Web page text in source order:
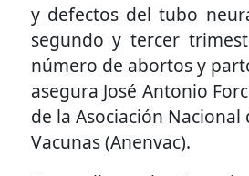
y defectos del tubo
segundo y tercer
número de abortos y
asegura José Antonio
de la Asociación
Vacunas (Anenvac).